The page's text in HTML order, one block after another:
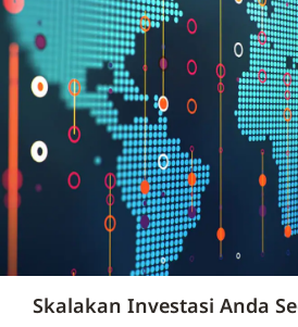
Skalakan Investasi Anda